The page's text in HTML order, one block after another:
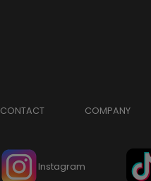
CONTACT COMPANY
Instagram